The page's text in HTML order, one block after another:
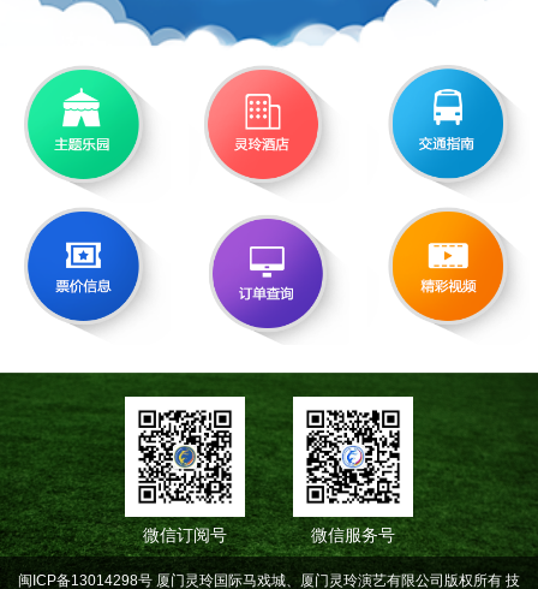
微信订阅号 微信服务号
闽ICP备13014298号 厦门灵玲国际马戏城、厦门灵玲演艺有限公司版权所有 技